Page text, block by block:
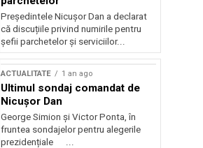
Președintele Nicușor Dan a declarat
că discuțiile privind numirile pentru
șefii parchetelor și serviciilor...
ACTUALITATE 1 an ago
Ultimul sondaj comandat de
Nicușor Dan
George Simion și Victor Ponta, în
fruntea sondajelor pentru alegerile
prezidențiale ...